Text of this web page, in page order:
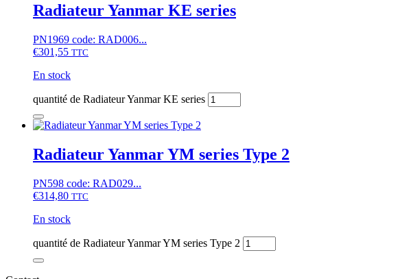
Radiateur Yanmar KE series
PN1969 code: RAD006...
€301,55 TTC
En stock
quantité de Radiateur Yanmar KE series
Radiateur Yanmar YM series Type 2
PN598 code: RAD029...
€314,80 TTC
En stock
quantité de Radiateur Yanmar YM series Type 2